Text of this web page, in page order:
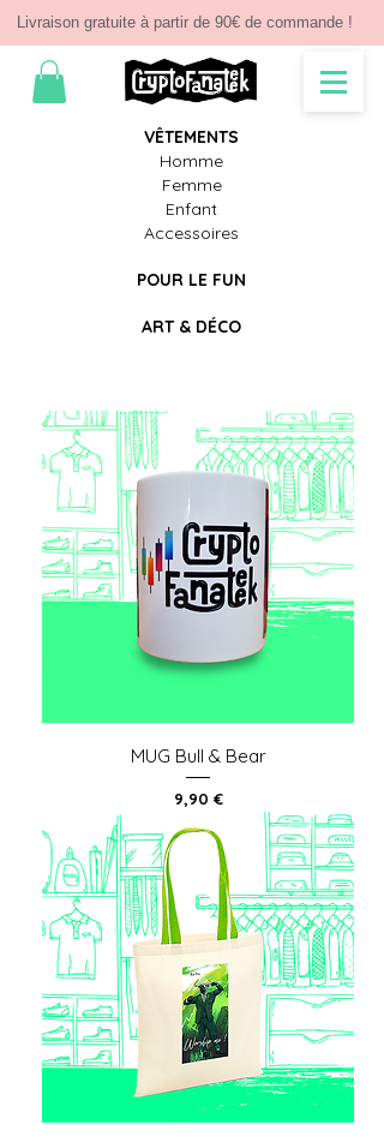
Livraison gratuite à partir de 90€ de commande !
VÊTEMENTS
Homme
Femme
Enfant
Accessoires
POUR LE FUN
ART & DÉCO
MUG Bull & Bear
Prix
9,90 €